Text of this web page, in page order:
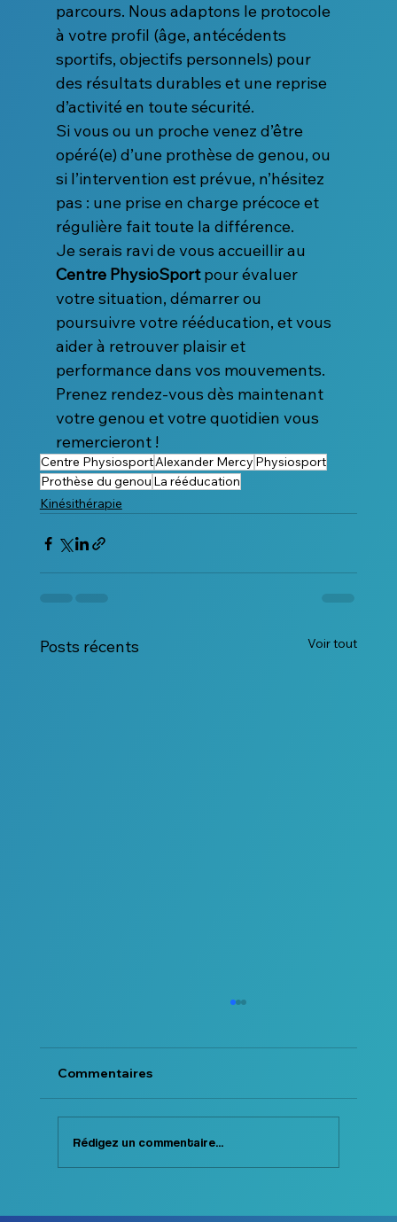
parcours. Nous adaptons le protocole
à votre profil (âge, antécédents
sportifs, objectifs personnels) pour
des résultats durables et une reprise
d’activité en toute sécurité.
Si vous ou un proche venez d’être
opéré(e) d’une prothèse de genou, ou
si l’intervention est prévue, n’hésitez
pas : une prise en charge précoce et
régulière fait toute la différence.
Je serais ravi de vous accueillir au
Centre PhysioSport pour évaluer
votre situation, démarrer ou
poursuivre votre rééducation, et vous
aider à retrouver plaisir et
performance dans vos mouvements.
Prenez rendez-vous dès maintenant
votre genou et votre quotidien vous
remercieront !
Centre PhysiosportAlexander Mercy Physiosport
Prothèse du genou La rééducation
Kinésithérapie
Posts récents Voir tout
New Look Chez Physiosport
Commentaires
Rédigez un commentaire...